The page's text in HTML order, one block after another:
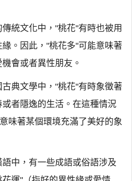
統文化中，"桃花"有時也被用
。因此，"桃花多"可能意味著
會或者異性朋友。
典文學中，"桃花"有時象徵著
者隱逸的生活。在這種情況
味著某個環境充滿了美好的象
中，有一些成語或俗語涉及